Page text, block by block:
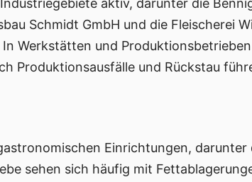
aktiv, darunter die
Schmidt GmbH und die Fleischerei
Werkstätten und
Produktionsausfälle und Rückstau
Einrichtungen,
sehen sich häufig mit